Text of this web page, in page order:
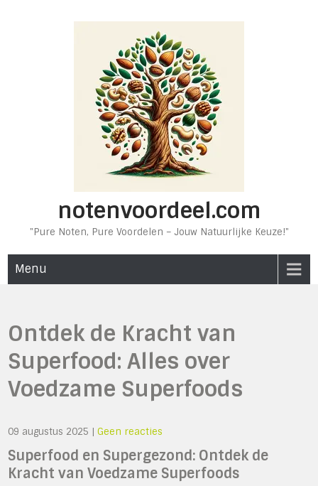
notenvoordeel.com
"Pure Noten, Pure Voordelen – Jouw Natuurlijke Keuze!"
Menu
Ontdek de Kracht van
Superfood: Alles over
Voedzame Superfoods
09 augustus 2025 |Geen reacties
Superfood en Supergezond: Ontdek de
Kracht van Voedzame Superfoods